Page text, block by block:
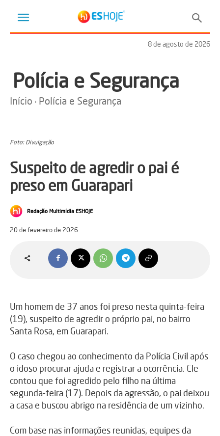
8 de agosto de 2026
Polícia e Segurança
Início Polícia e Segurança
Foto: Divulgação
Suspeito de agredir o pai é
preso em Guarapari
Redação Multimídia ESHOJE
20 de fevereiro de 2026
Um homem de 37 anos foi preso nesta quinta-feira
(19), suspeito de agredir o próprio pai, no bairro
Santa Rosa, em Guarapari.
O caso chegou ao conhecimento da Polícia Civil após
o idoso procurar ajuda e registrar a ocorrência. Ele
contou que foi agredido pelo filho na última
segunda-feira (17). Depois da agressão, o pai deixou
a casa e buscou abrigo na residência de um vizinho.
Com base nas informações reunidas, equipes da